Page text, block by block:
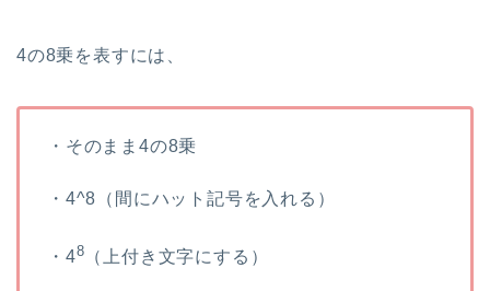
4の8乗を表すには、
・そのまま4の8乗
・4^8（間にハット記号を入れる）
・48 （上付き文字にする）